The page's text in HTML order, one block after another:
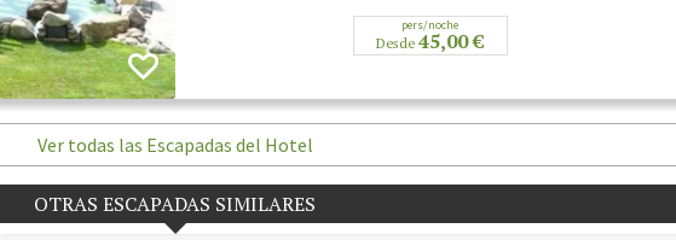
pers/noche
Desde45,00 €
Ver todas las Escapadas del Hotel
OTRAS ESCAPADAS SIMILARES